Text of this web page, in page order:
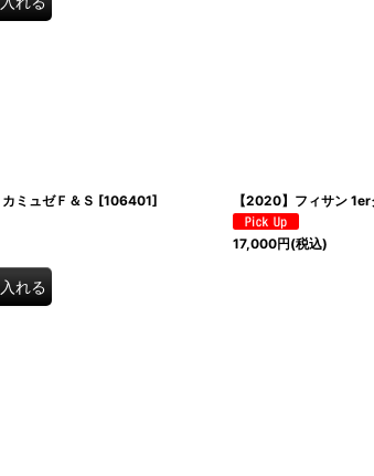
ミュゼＦ＆Ｓ [106401]
れる
【2020】フィサン
17,000円(税込)